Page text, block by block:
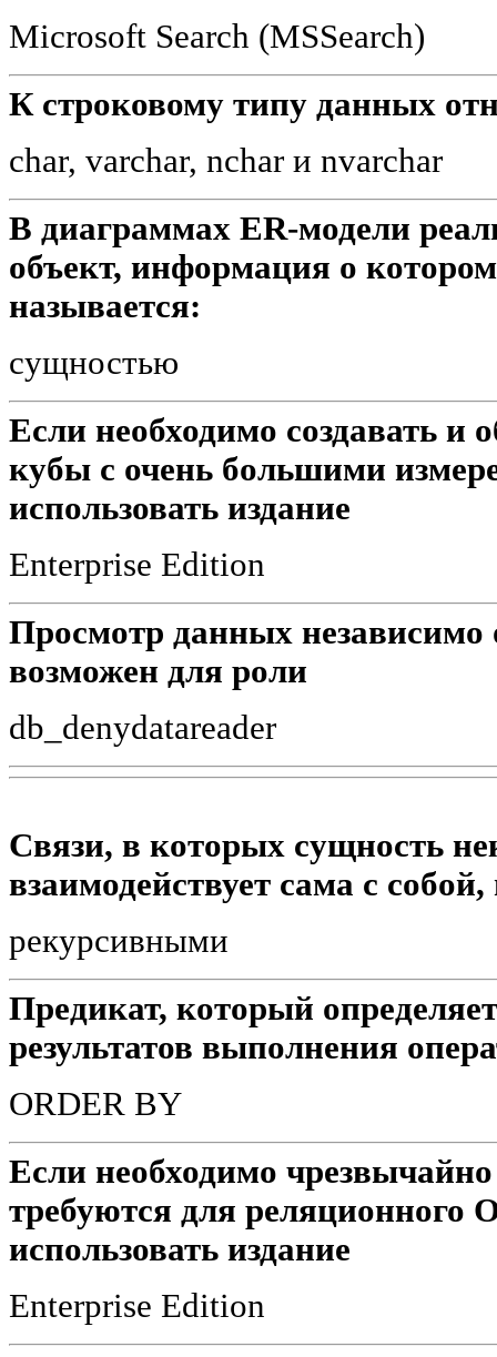
Microsoft Search (MSSearch)
К строковому типу данных
char, varchar, nchar и nvarchar
В диаграммах ER-модели
объект, информация о
называется:
сущностью
Если необходимо создавать и
кубы с очень большими
использовать издание
Enterprise Edition
Просмотр данных
возможен для роли
db_denydatareader
Связи, в которых сущность
взаимодействует сама с
рекурсивными
Предикат, который
результатов выполнения
ORDER BY
Если необходимо
требуются для реляционного
использовать издание
Enterprise Edition